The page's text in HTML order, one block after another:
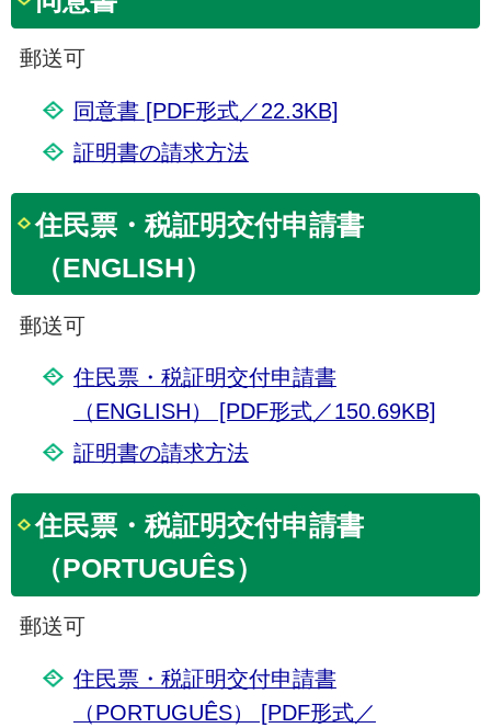
郵送可
同意書 [PDF形式／22.3KB]
証明書の請求方法
住民票・税証明交付申請書
（ENGLISH）
郵送可
住民票・税証明交付申請書
（ENGLISH） [PDF形式／150.69KB]
証明書の請求方法
住民票・税証明交付申請書
（PORTUGUÊS）
郵送可
住民票・税証明交付申請書
（PORTUGUÊS） [PDF形式／